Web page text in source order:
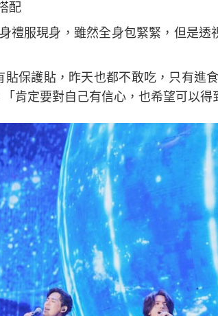
配
禮服現身，雖然全身包緊緊，但是
保護貼，昨天也都不敢吃，只有進
肯定要對自己有信心，也希望可以得